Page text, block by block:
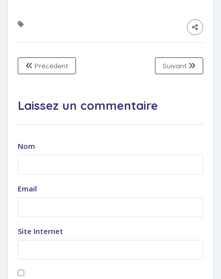
Précédent Suivant
Laissez un commentaire
Nom
Email
Site Internet